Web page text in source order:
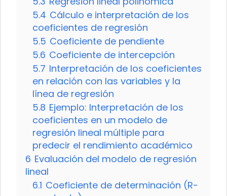
5.4 Cálculo e interpretación de los
coeficientes de regresión
5.5 Coeficiente de pendiente
5.6 Coeficiente de intercepción
5.7 Interpretación de los coeficientes
en relación con las variables y la
línea de regresión
5.8 Ejemplo: Interpretación de los
coeficientes en un modelo de
regresión lineal múltiple para
predecir el rendimiento académico
6 Evaluación del modelo de regresión
lineal
6.1 Coeficiente de determinación (R-